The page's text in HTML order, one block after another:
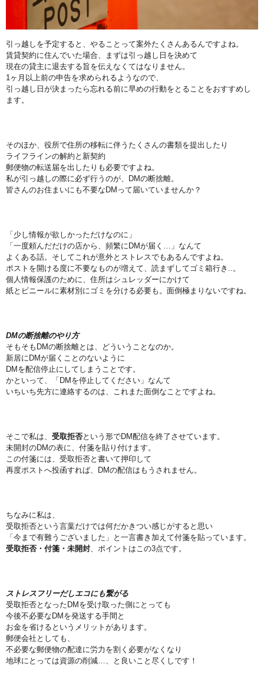
引っ越しを予定すると、やることって案外たくさんあるんですよね。
賃貸契約に住んでいた場合、まずは引っ越し日を決めて
現在の貸主に退去する旨を伝えなくてはなりません。
1ヶ月以上前の申告を求められるようなので、
引っ越し日が決まったら忘れる前に早めの行動をとることをおすすめし
ます。
そのほか、役所で住所の移転に伴うたくさんの書類を提出したり
ライフラインの解約と新契約
郵便物の転送届を出したりも必要ですよね。
私が引っ越しの際に必ず行うのが、DMの断捨離。
皆さんのお住まいにも不要なDMって届いていませんか？
「少し情報が欲しかっただけなのに」
「一度頼んだだけの店から、頻繁にDMが届く…」なんて
よくある話。そしてこれが意外とストレスでもあるんですよね。
ポストを開ける度に不要なものが増えて、読まずしてゴミ箱行き..。
個人情報保護のために、住所はシュレッダーにかけて
紙とビニールに素材別にゴミを分ける必要も。面倒極まりないですね。
DMの断捨離のやり方
そもそもDMの断捨離とは、どういうことなのか。
新居にDMが届くことのないように
DMを配信停止にしてしまうことです。
かといって、「DMを停止してください」なんて
いちいち先方に連絡するのは、これまた面倒なことですよね。
そこで私は、 受取拒否という形でDM配信を終了させています。
未開封のDMの表に、付箋を貼り付けます。
この付箋には、受取拒否と書いて押印して
再度ポストへ投函すれば、DMの配信はもうされません。
ちなみに私は、
受取拒否という言葉だけでは何だかきつい感じがすると思い
「今まで有難うございました」と一言書き加えて付箋を貼っています。
受取拒否・付箋・未開封 、ポイントはこの3点です。
ストレスフリーだしエコにも繋がる
受取拒否となったDMを受け取った側にとっても
今後不必要なDMを発送する手間と
お金を省けるというメリットがあります。
郵便会社としても、
不必要な郵便物の配達に労力を割く必要がなくなり
地球にとっては資源の削減…、と良いこと尽くしです！